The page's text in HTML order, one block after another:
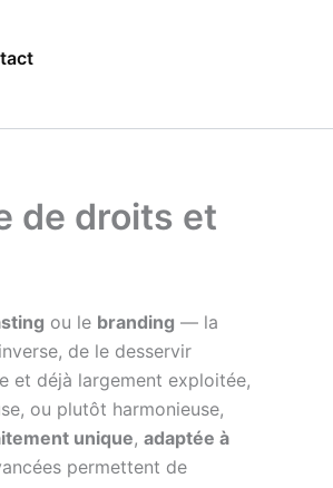
de droits et
ou le branding — la
de le desservir
et déjà largement exploitée,
ou plutôt harmonieuse,
unique, adaptée à
permettent de